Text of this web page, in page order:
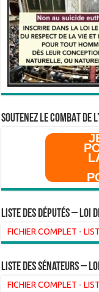
SOUTENEZ LE COMBAT
Liste des Députés – Loi
FICHIER COMPLET -
liste des sénateurs –
FICHIER COMPLET -